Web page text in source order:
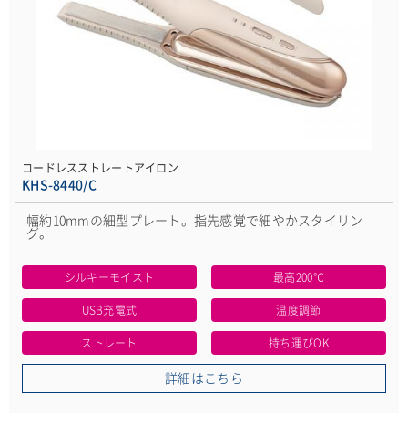
コードレスストレートアイロン
KHS-8440/C
幅約10mmの細型プレート。指先感覚で細やかスタイリン
グ。
シルキーモイスト 最高200℃
USB充電式 温度調節
ストレート 持ち運びOK
詳細はこちら